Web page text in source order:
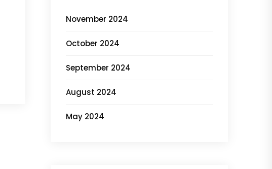
November 2024
October 2024
September 2024
August 2024
May 2024